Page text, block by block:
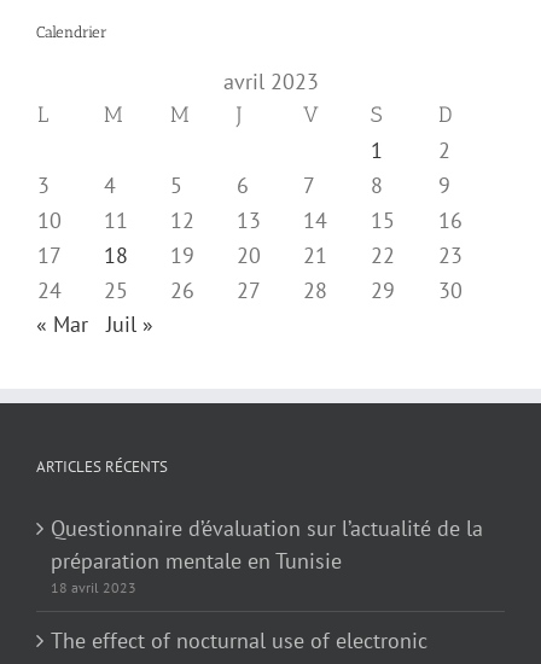
Calendrier
avril 2023
L M M J V S D
1
2
3
4 5 6 7 8
9
10
11 12 13 14 15
16
17
18 19 20 21 22
23
24
25 26 27 28 29
30
« Mar
Juil »
ARTICLES RÉCENTS
Questionnaire d’évaluation sur l’actualité de la
préparation mentale en Tunisie
18 avril 2023
The effect of nocturnal use of electronic